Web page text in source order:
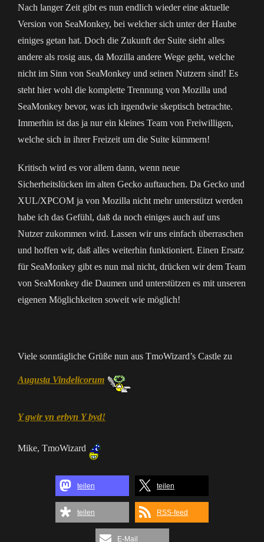
Nach langer Zeit gibt es nun endlich wieder eine aktuelle
Version von SeaMonkey, bei welcher sich unter der Haube
einiges getan hat. Doch die Zukunft der Suite sieht alles
andere als rosig aus, da Mozilla andere Wege geht, welche
nicht im Sinn von SeaMonkey und seinen Nutzern sind! Es
steht hier wohl die komplette Trennung von Mozilla und
SeaMonkey bevor, was ich irgendwie skeptisch betrachte.
Immerhin ist das ja nur ein kleines Team von Freiwilligen,
welche sich in ihrer Freizeit um die Suite kümmern!
Kritisch wird es vor allem dann, wenn neue
Sicherheitslücken im alten Gecko auftauchen. Da Gecko und
XUL/XPCOM ja von Mozilla nicht mehr unterstützt werden
habe ich das Gefühl, daß da noch einiges auch auf uns
Nutzer zukommen wird. Lassen wir uns einfach überraschen
und hoffen wir, daß alles weiterhin funktioniert. Einen Ersatz
für SeaMonkey gibt es nun mal nicht, drücken wir dem Team
von SeaMonkey die Daumen und unterstützen es mit unseren
eigenen Möglichkeiten soweit wie möglich!
Viele sonntägliche Grüße nun aus TmoWizard’s Castle zu
Augusta Vindelicorum
Y gwir yn erbyn Y byd!
Mike, TmoWizard
teilen teilen
teilen RSS-feed
E-Mail